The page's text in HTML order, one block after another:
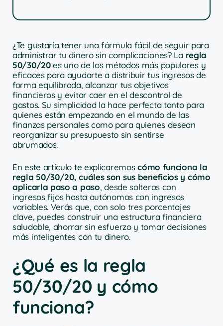
¿Te gustaría tener una fórmula fácil de seguir para
administrar tu dinero sin complicaciones? Laregla
50/30/20es uno de los métodos más populares y
eficaces para ayudarte a distribuir tus ingresos de
forma equilibrada, alcanzar tus objetivos
financieros y evitar caer en el descontrol de
gastos. Su simplicidad la hace perfecta tanto para
quienes están empezando en el mundo de las
finanzas personales como para quienes desean
reorganizar su presupuesto sin sentirse
abrumados.
En este artículo te explicaremoscómo funciona la
regla 50/30/20, cuáles son sus beneficios y cómo
aplicarla paso a paso, desde solteros con
ingresos fijos hasta autónomos con ingresos
variables. Verás que, con solo tres porcentajes
clave, puedes construir una estructura financiera
saludable, ahorrar sin esfuerzo y tomar decisiones
más inteligentes con tu dinero.
¿Qué es la regla
50/30/20 y cómo
funciona?